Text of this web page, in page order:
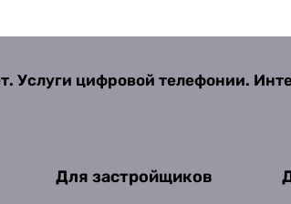
Услуги цифровой телефонии.
Для застройщиков